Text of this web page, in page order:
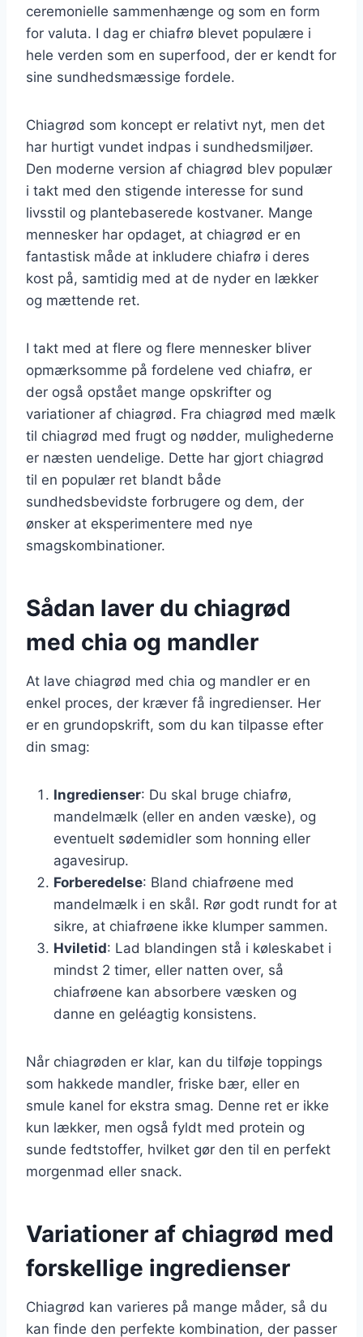
ceremonielle sammenhænge og som en form
for valuta. I dag er chiafrø blevet populære i
hele verden som en superfood, der er kendt for
sine sundhedsmæssige fordele.
Chiagrød som koncept er relativt nyt, men det
har hurtigt vundet indpas i sundhedsmiljøer.
Den moderne version af chiagrød blev populær
i takt med den stigende interesse for sund
livsstil og plantebaserede kostvaner. Mange
mennesker har opdaget, at chiagrød er en
fantastisk måde at inkludere chiafrø i deres
kost på, samtidig med at de nyder en lækker
og mættende ret.
I takt med at flere og flere mennesker bliver
opmærksomme på fordelene ved chiafrø, er
der også opstået mange opskrifter og
variationer af chiagrød. Fra chiagrød med mælk
til chiagrød med frugt og nødder, mulighederne
er næsten uendelige. Dette har gjort chiagrød
til en populær ret blandt både
sundhedsbevidste forbrugere og dem, der
ønsker at eksperimentere med nye
smagskombinationer.
Sådan laver du chiagrød
med chia og mandler
At lave chiagrød med chia og mandler er en
enkel proces, der kræver få ingredienser. Her
er en grundopskrift, som du kan tilpasse efter
din smag:
Ingredienser: Du skal bruge chiafrø,
mandelmælk (eller en anden væske), og
eventuelt sødemidler som honning eller
agavesirup.
Forberedelse: Bland chiafrøene med
mandelmælk i en skål. Rør godt rundt for at
sikre, at chiafrøene ikke klumper sammen.
Hviletid: Lad blandingen stå i køleskabet i
mindst 2 timer, eller natten over, så
chiafrøene kan absorbere væsken og
danne en geléagtig konsistens.
Når chiagrøden er klar, kan du tilføje toppings
som hakkede mandler, friske bær, eller en
smule kanel for ekstra smag. Denne ret er ikke
kun lækker, men også fyldt med protein og
sunde fedtstoffer, hvilket gør den til en perfekt
morgenmad eller snack.
Variationer af chiagrød med
forskellige ingredienser
Chiagrød kan varieres på mange måder, så du
kan finde den perfekte kombination, der passer